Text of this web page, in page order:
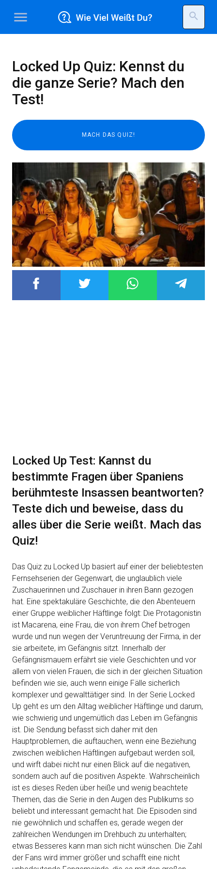
menu search
Locked Up Quiz: Kennst du
die ganze Serie? Mach den
Test!
Locked Up Test: Kannst du
bestimmte Fragen über Spaniens
berühmteste Insassen beantworten?
Teste dich und beweise, dass du
alles über die Serie weißt. Mach das
Quiz!
Das Quiz zu Locked Up basiert auf einer der beliebtesten
Fernsehserien der Gegenwart, die unglaublich viele
Zuschauerinnen und Zuschauer in ihren Bann gezogen
hat. Eine spektakuläre Geschichte, die den Abenteuern
einer Gruppe weiblicher Häftlinge folgt: Die Protagonistin
ist Macarena, eine Frau, die von ihrem Chef betrogen
wurde und nun wegen der Veruntreuung der Firma, in der
sie arbeitete, im Gefängnis sitzt. Innerhalb der
Gefängnismauern erfährt sie viele Geschichten und vor
allem von vielen Frauen, die sich in der gleichen Situation
befinden wie sie, auch wenn einige Fälle sicherlich
komplexer und gewalttätiger sind. In der Serie Locked
Up geht es um den Alltag weiblicher Häftlinge und darum,
wie schwierig und ungemütlich das Leben im Gefängnis
ist. Die Sendung befasst sich daher mit den
Hauptproblemen, die auftauchen, wenn eine Beziehung
zwischen weiblichen Häftlingen aufgebaut werden soll,
und wirft dabei nicht nur einen Blick auf die negativen,
sondern auch auf die positiven Aspekte. Wahrscheinlich
ist es dieses Reden über heiße und wenig beachtete
Themen, das die Serie in den Augen des Publikums so
beliebt und interessant gemacht hat. Die Episoden sind
nie gewöhnlich und schaffen es, gerade wegen der
zahlreichen Wendungen im Drehbuch zu unterhalten;
etwas Besseres kann man sich nicht wünschen. Die Zahl
der Fans wird immer größer und schafft eine nicht